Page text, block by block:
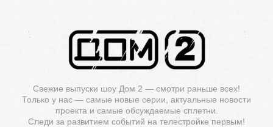
Свежие выпуски шоу Дом 2 — смотри раньше всех!
Только у нас — самые новые серии, актуальные новости
проекта и самые обсуждаемые сплетни.
Следи за развитием событий на телестройке первым!